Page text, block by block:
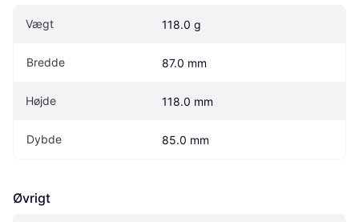
Vægt 118.0 g
Bredde 87.0 mm
Højde 118.0 mm
Dybde 85.0 mm
Øvrigt